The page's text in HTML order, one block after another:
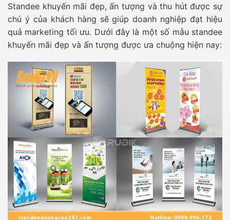
Standee khuyến mãi đẹp, ấn tượng và thu hút được sự
chú ý của khách hàng sẽ giúp doanh nghiệp đạt hiệu
quả marketing tối ưu. Dưới đây là một số mẫu standee
khuyến mãi đẹp và ấn tượng được ưa chuộng hiện nay: